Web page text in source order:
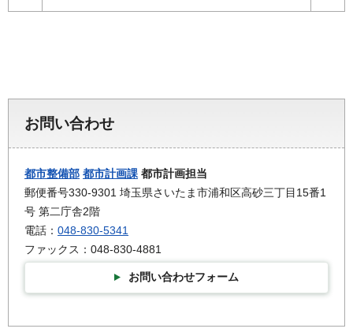
お問い合わせ
都市整備部 都市計画課 都市計画担当
郵便番号330-9301 埼玉県さいたま市浦和区高砂三丁目15番1
号 第二庁舎2階
電話： 048-830-5341
ファックス：048-830-4881
お問い合わせフォーム